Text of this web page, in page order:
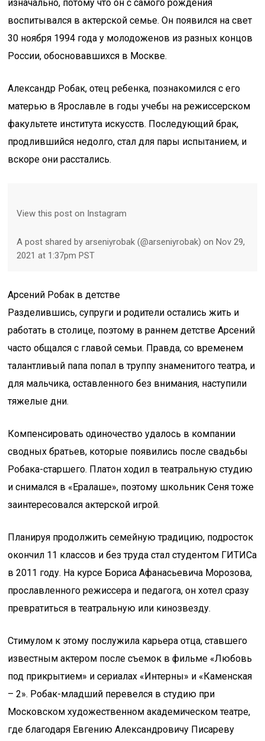
изначально, потому что он с самого рождения
воспитывался в актерской семье. Он появился на свет
30 ноября 1994 года у молодоженов из разных концов
России, обосновавшихся в Москве.
Александр Робак, отец ребенка, познакомился с его
матерью в Ярославле в годы учебы на режиссерском
факультете института искусств. Последующий брак,
продлившийся недолго, стал для пары испытанием, и
вскоре они расстались.
View this post on Instagram
A post shared by arseniyrobak (@arseniyrobak) on Nov 29,
2021 at 1:37pm PST
Арсений Робак в детстве
Разделившись, супруги и родители остались жить и
работать в столице, поэтому в раннем детстве Арсений
часто общался с главой семьи. Правда, со временем
талантливый папа попал в труппу знаменитого театра, и
для мальчика, оставленного без внимания, наступили
тяжелые дни.
Компенсировать одиночество удалось в компании
сводных братьев, которые появились после свадьбы
Робака-старшего. Платон ходил в театральную студию
и снимался в «Ералаше», поэтому школьник Сеня тоже
заинтересовался актерской игрой.
Планируя продолжить семейную традицию, подросток
окончил 11 классов и без труда стал студентом ГИТИСа
в 2011 году. На курсе Бориса Афанасьевича Морозова,
прославленного режиссера и педагога, он хотел сразу
превратиться в театральную или кинозвезду.
Стимулом к этому послужила карьера отца, ставшего
известным актером после съемок в фильме «Любовь
под прикрытием» и сериалах «Интерны» и «Каменская
– 2». Робак-младший перевелся в студию при
Московском художественном академическом театре,
где благодаря Евгению Александровичу Писареву